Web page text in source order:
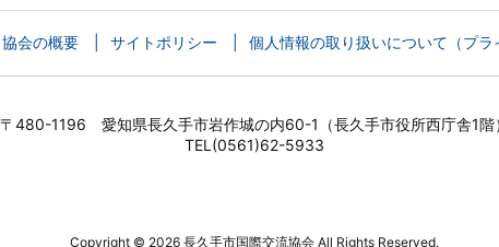
協会の概要 サイトポリシー 個人情報の取り扱いについて（プラ
〒480-1196 愛知県長久手市岩作城の内60-1（長久手市役所西庁舎1階）
TEL(0561)62-5933
Copyright © 2026 長久手市国際交流協会 All Rights Reserved.